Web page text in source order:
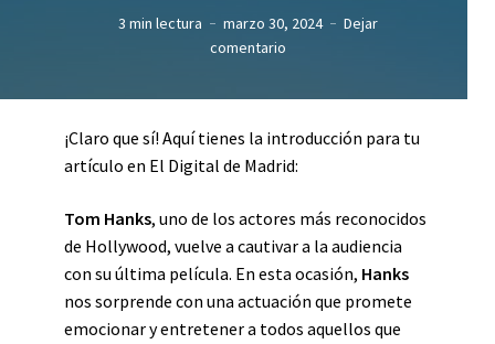
3 min lectura marzo 30, 2024
Dejar
comentario
¡Claro que sí! Aquí tienes la introducción para tu
artículo en El Digital de Madrid:
Tom Hanks, uno de los actores más reconocidos
de Hollywood, vuelve a cautivar a la audiencia
con su última película. En esta ocasión, Hanks
nos sorprende con una actuación que promete
emocionar y entretener a todos aquellos que